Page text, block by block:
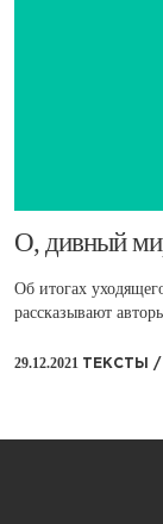
​О, дивный
Об итогах
рассказывают
29.12.2021 ТЕКСТЫ /